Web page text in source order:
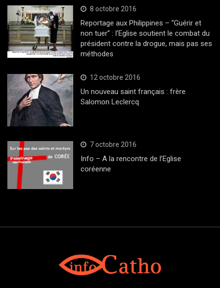
8 octobre 2016
Reportage aux Philippines – “Guérir et
non tuer” : l’Eglise soutient le combat du
président contre la drogue, mais pas ses
méthodes
12 octobre 2016
Un nouveau saint français : frère
Salomon Leclercq
7 octobre 2016
Info – A la rencontre de l’Eglise
coréenne